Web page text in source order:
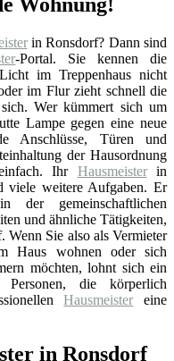
in Ronsdorf? Dann sind
-Portal. Sie kennen die
im Treppenhaus nicht
im Flur zieht schnell die
Wer kümmert sich um
Lampe gegen eine neue
Anschlüsse, Türen und
der Hausordnung
Ihr Hausmeisterin
viele weitere Aufgaben. Er
der gemeinschaftlichen
und ähnliche Tätigkeiten,
Wenn Sie also als Vermieter
Haus wohnen oder sich
möchten, lohnt sich ein
Personen, die körperlich
Hausmeister eine
in Ronsdorf